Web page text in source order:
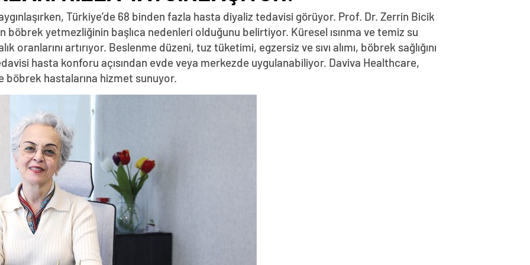
Türkiye’de 68 binden fazla hasta diyaliz tedavisi görüyor. Prof. Dr. Zerrin Bicik
yetmezliğinin başlıca nedenleri olduğunu belirtiyor. Küresel ısınma ve temiz su
oranlarını artırıyor. Beslenme düzeni, tuz tüketimi, egzersiz ve sıvı alımı, böbrek sağlığını
hasta konforu açısından evde veya merkezde uygulanabiliyor. Daviva Healthcare,
hastalarına hizmet sunuyor.